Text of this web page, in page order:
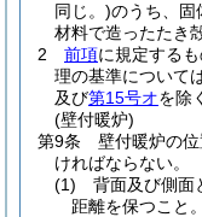
同じ。)のうち、固
材料で造ったたき
2
前項に規定する
理の基準については
及び第15号オを除
(壁付暖炉)
第9条
壁付暖炉の
ければならない。
(1)
背面及び側面
距離を保つこと。